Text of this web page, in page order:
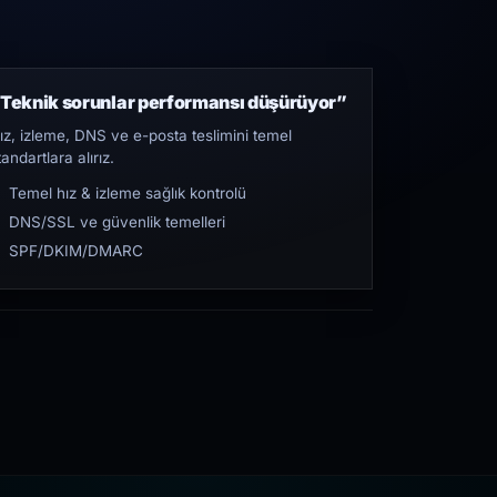
sorunlar performansı düşürüyor”
izleme, DNS ve e-posta teslimini temel
alırız.
Temel hız & izleme sağlık kontrolü
DNS/SSL ve güvenlik temelleri
SPF/DKIM/DMARC